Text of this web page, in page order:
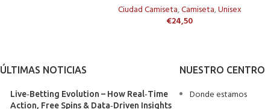
Ciudad Camiseta,Camiseta,Unisex
€24,50
ÚLTIMAS NOTICIAS
Live‑Betting Evolution – How Real‑Time
Action, Free Spins & Data‑Driven Insights
NUESTRO CENTRO
Donde estamos